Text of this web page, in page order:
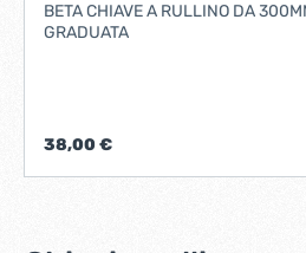
BETA CHIAVE A RULLINO DA
GRADUATA
38,00 €